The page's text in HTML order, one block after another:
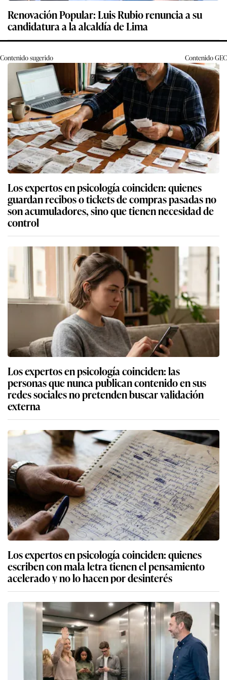
Renovación Popular: Luis Rubio renuncia a su
candidatura a la alcaldía de Lima
Contenido sugerido ContenidoGEC
Los expertos en psicología coinciden: quienes
guardan recibos o tickets de compras pasadas no
son acumuladores, sino que tienen necesidad de
control
Los expertos en psicología coinciden: las
personas que nunca publican contenido en sus
redes sociales no pretenden buscar validación
externa
Los expertos en psicología coinciden: quienes
escriben con mala letra tienen el pensamiento
acelerado y no lo hacen por desinterés